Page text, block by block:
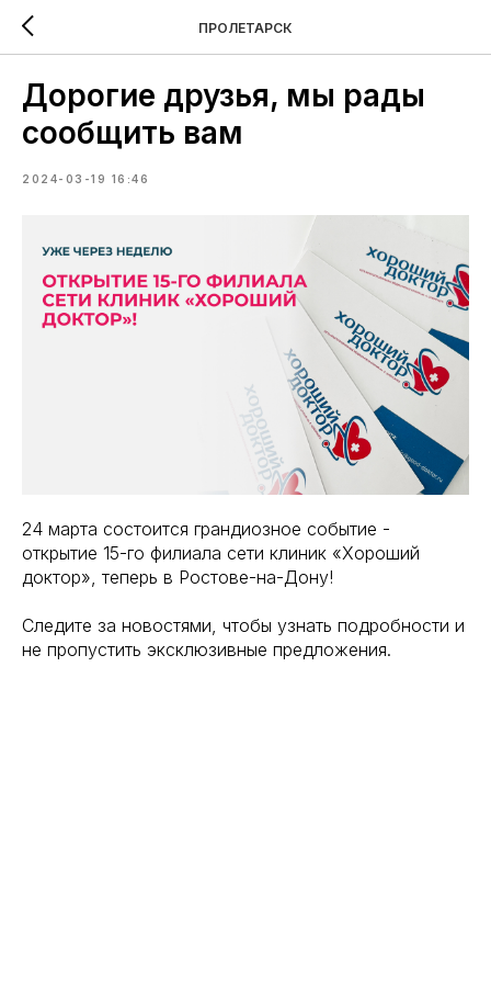
ПРОЛЕТАРСК
Дорогие друзья, мы рады
сообщить вам
2024-03-19 16:46
24 марта состоится грандиозное событие -
открытие 15-го филиала сети клиник «Хороший
доктор», теперь в Ростове-на-Дону!
Следите за новостями, чтобы узнать подробности и
не пропустить эксклюзивные предложения.